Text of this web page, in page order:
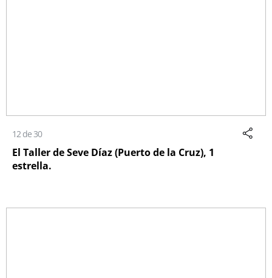
12 de 30
El Taller de Seve Díaz (Puerto de la Cruz), 1
estrella.